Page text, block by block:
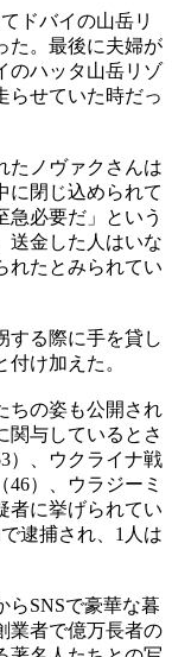
ドバイの山岳リ
た。最後に夫婦が
のハッタ山岳リゾ
らせていた時だっ
たノヴァクさんは
に閉じ込められて
急必要だ」という
送金した人はいな
れたとみられてい
する際に手を貸し
け加えた。
ちの姿も公開され
関与しているとさ
）、ウクライナ戦
）、ウラジーミ
者に挙げられてい
逮捕され、1人は
らSNSで豪華な暮
業者で億万長者の